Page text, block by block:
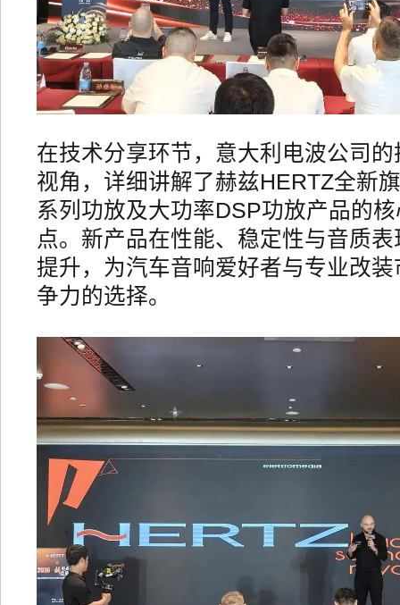
在技术分享环节，意大利电波公司
视角，详细讲解了赫兹HERTZ全新
系列功放及大功率DSP功放产品的
点。新产品在性能、稳定性与音质
提升，为汽车音响爱好者与专业改
争力的选择。